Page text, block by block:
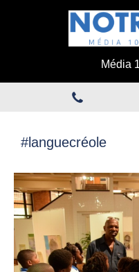
Média
#languecréole